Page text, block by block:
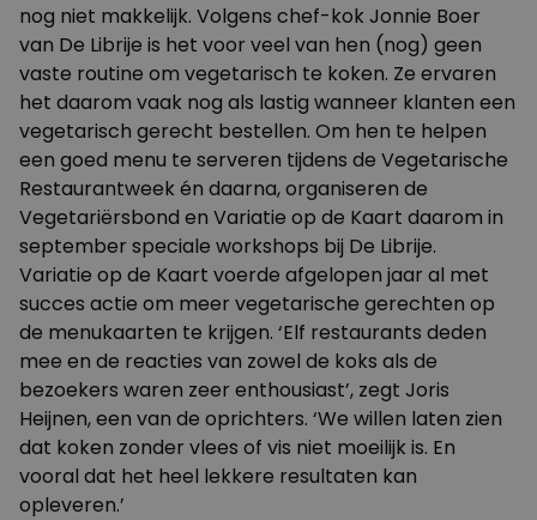
nog niet makkelijk. Volgens chef-kok Jonnie Boer
van De Librije is het voor veel van hen (nog) geen
vaste routine om vegetarisch te koken. Ze ervaren
het daarom vaak nog als lastig wanneer klanten een
vegetarisch gerecht bestellen. Om hen te helpen
een goed menu te serveren tijdens de Vegetarische
Restaurantweek én daarna, organiseren de
Vegetariërsbond en Variatie op de Kaart daarom in
september speciale workshops bij De Librije.
Variatie op de Kaart voerde afgelopen jaar al met
succes actie om meer vegetarische gerechten op
de menukaarten te krijgen. ‘Elf restaurants deden
mee en de reacties van zowel de koks als de
bezoekers waren zeer enthousiast’, zegt Joris
Heijnen, een van de oprichters. ‘We willen laten zien
dat koken zonder vlees of vis niet moeilijk is. En
vooral dat het heel lekkere resultaten kan
opleveren.’